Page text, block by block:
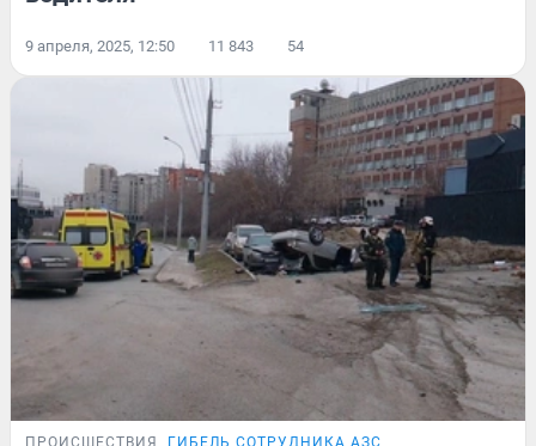
9 апреля, 2025, 12:50 11 843 54
ПРОИСШЕСТВИЯ ГИБЕЛЬ СОТРУДНИКА АЗС